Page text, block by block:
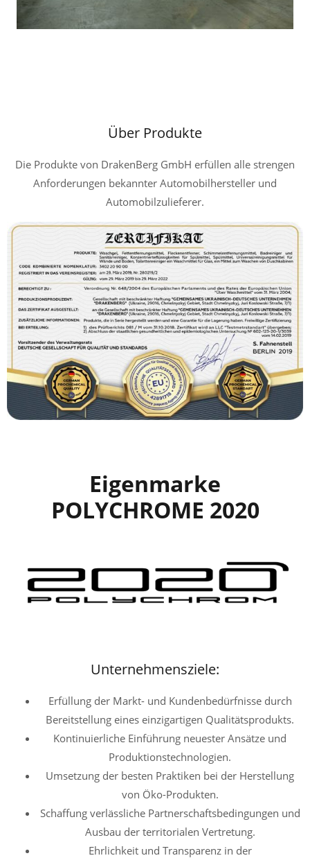
Über Produkte
Die Produkte von DrakenBerg GmbH erfüllen alle strengen
Anforderungen bekannter Automobilhersteller und
Automobilzulieferer.
Eigenmarke
POLYCHROME 2020
Unternehmensziele:
Erfüllung der Markt- und Kundenbedürfnisse durch
Bereitstellung eines einzigartigen Qualitätsprodukts.
Kontinuierliche Einführung neuester Ansätze und
Produktionstechnologien.
Umsetzung der besten Praktiken bei der Herstellung
von Öko-Produkten.
Schaffung verlässliche Partnerschaftsbedingungen und
Ausbau der territorialen Vertretung.
Ehrlichkeit und Transparenz in der